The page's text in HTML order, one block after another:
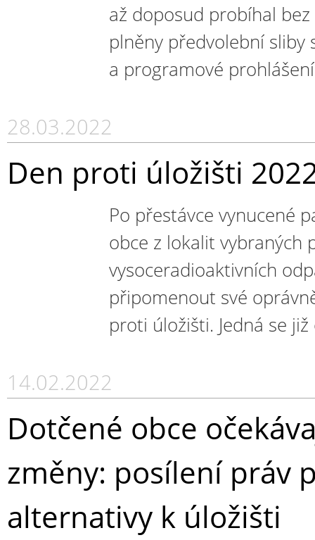
až doposud probíhal
plněny předvolební sliby
a programové
28.03.2022
Den proti úložišti
Po přestávce vynucené
obce z lokalit vybraných
vysoceradioaktivních
připomenout své
proti úložišti. Jedná se
14.02.2022
Dotčené obce
změny: posílení práv
alternativy k úložišti